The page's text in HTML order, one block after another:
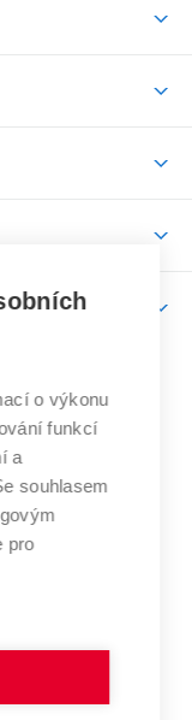
o výkonu
funkcí
a
souhlasem
pro